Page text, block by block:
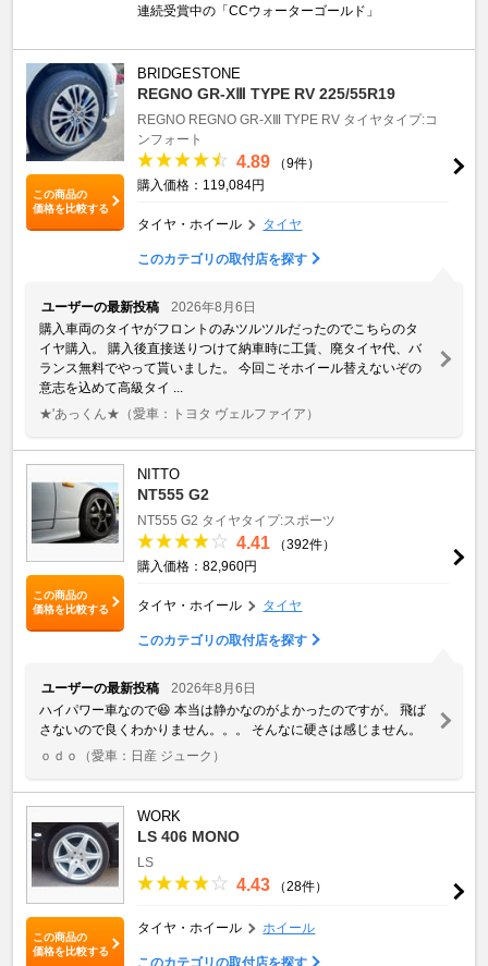
連続受賞中の「CCウォーターゴールド」
この商品の
価格を比較する
BRIDGESTONE
REGNO GR-XⅢ TYPE RV 225/55R19
REGNO REGNO GR-XⅢ TYPE RV タイヤタイプ:コ
ンフォート
4.89
（9件）
購入価格：119,084円
タイヤ・ホイール タイヤ
このカテゴリの取付店を探す
ユーザーの最新投稿
2026年8月6日
購入車両のタイヤがフロントのみツルツルだったのでこちらのタ
イヤ購入。 購入後直接送りつけて納車時に工賃、廃タイヤ代、バ
ランス無料でやって貰いました。 今回こそホイール替えないぞの
意志を込めて高級タイ ...
★'あっくん★ （愛車：トヨタ ヴェルファイア）
この商品の
価格を比較する
NITTO
NT555 G2
NT555 G2 タイヤタイプ:スポーツ
4.41
（392件）
購入価格：82,960円
タイヤ・ホイール タイヤ
このカテゴリの取付店を探す
ユーザーの最新投稿
2026年8月6日
ハイパワー車なので😆 本当は静かなのがよかったのですが。 飛ば
さないので良くわかりません。。。 そんなに硬さは感じません。
ｏｄｏ
（愛車：日産 ジューク）
この商品の
価格を比較する
WORK
LS 406 MONO
LS
4.43 （28件）
タイヤ・ホイール ホイール
このカテゴリの取付店を探す